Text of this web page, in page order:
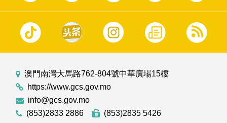
澳門南灣大馬路762-804號中華廣場15樓
https://www.gcs.gov.mo
info@gcs.gov.mo
(853)2833 2886
(853)2835 5426